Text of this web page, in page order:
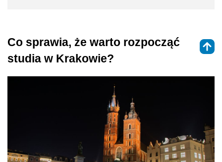
Co sprawia, że warto rozpocząć
studia w Krakowie?